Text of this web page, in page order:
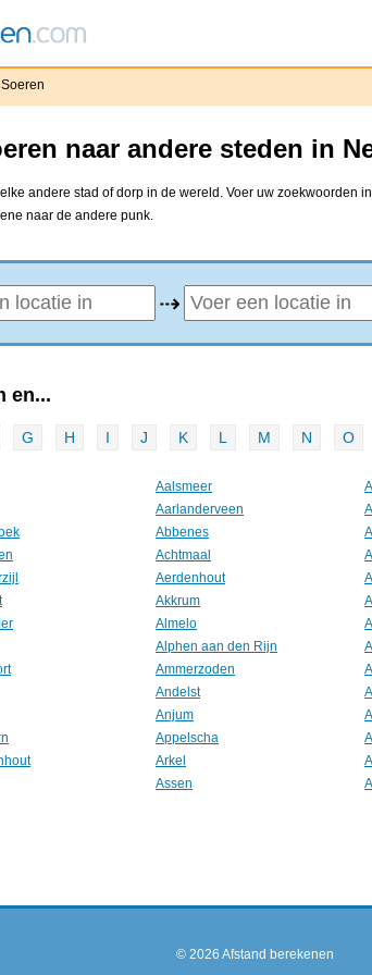
naar andere steden in
andere stad of dorp in de wereld. Voer uw zoekwoorden
naar de andere punk.
⇢
en...
G H I J K L M N O
Aalsmeer
Aarlanderveen
Abbenes
Achtmaal
Aerdenhout
Akkrum
Almelo
Alphen aan den Rijn
Ammerzoden
Andelst
Anjum
Appelscha
Arkel
Assen
© 2026 Afstand berekenen